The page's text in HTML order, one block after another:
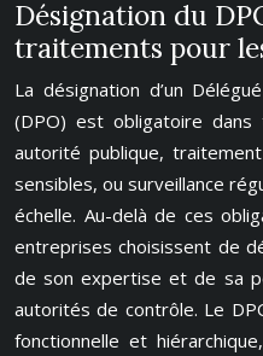
Désignation du
traitements pour
La désignation d’un
(DPO) est obligatoire
autorité publique,
sensibles, ou surveillance
échelle. Au-delà de ces
entreprises choisissent de
de son expertise et de sa
autorités de contrôle. Le
fonctionnelle et